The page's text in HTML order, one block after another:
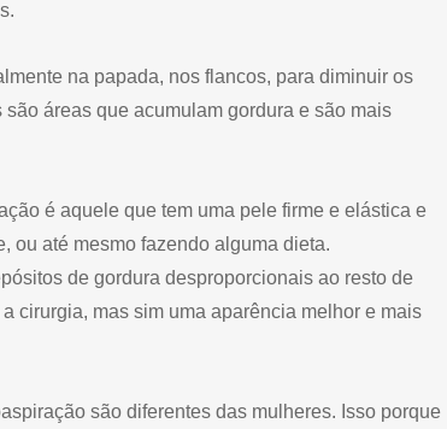
na papada, nos flancos, para diminuir os
áreas que acumulam gordura e são mais
é aquele que tem uma pele firme e elástica e
ou até mesmo fazendo alguma dieta.
de gordura desproporcionais ao resto de
cirurgia, mas sim uma aparência melhor e mais
são diferentes das mulheres. Isso porque